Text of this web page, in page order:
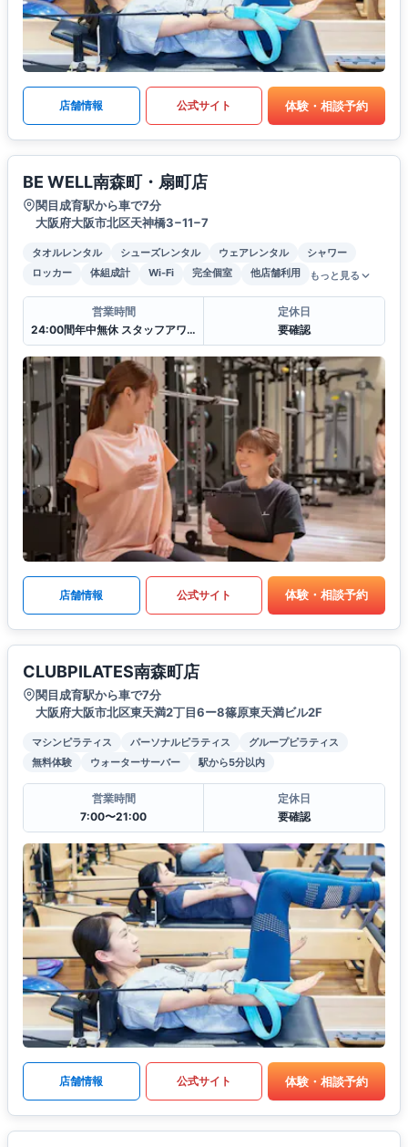
店舗情報 公式サイト 体験・相談予約
BE WELL南森町・扇町店
関目成育駅から車で7分
大阪府大阪市北区天神橋3−11−7
タオルレンタル シューズレンタル ウェアレンタル
シャワー
ロッカー
体組成計 Wi-Fi 完全個室 他店舗利用 もっと見る
営業時間
24:00間年中無休 スタッフアワー(11:00〜22:00)
定休日
要確認
店舗情報 公式サイト 体験・相談予約
CLUBPILATES南森町店
関目成育駅から車で7分
大阪府大阪市北区東天満2丁目6ー8篠原東天満ビル2F
マシンピラティス パーソナルピラティス
グループピラティス
無料体験
ウォーターサーバー 駅から5分以内
営業時間
7:00〜21:00
定休日
要確認
店舗情報 公式サイト 体験・相談予約